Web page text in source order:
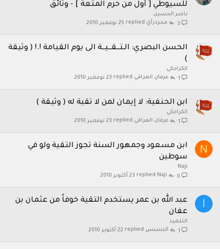
للسيوطي [ أول من حرم المتعة ] - وثائق
ناصر الحسين
3
25 نوفمبر 2010 مجردرأي
الحسن البصري: الـتــقــيــة الى يوم القيامة !.! ( وثيقة
)
الكراجكي
1
23 نوفمبر 2010 عرفان العراقي
ابن الحنفية: لا إيمان لمن لا تقية له ( وثيقة )
الكراجكي
1
23 نوفمبر 2010 عرفان العراقي
N
ابن مسعود وجمهور السنة تجوز التقية ولو في
سوطين
Naji
0
23 أكتوبر 2010 Naji
ا
عبد الله بن عمر يستخدم التقية خوفاً من عثمان بن
عفان
التلميذ
1
22 أكتوبر 2010 البسبس